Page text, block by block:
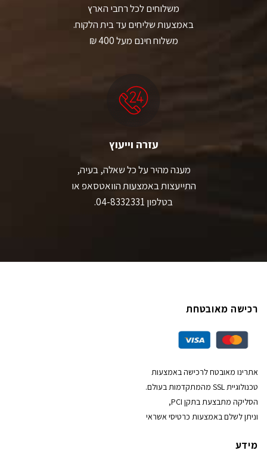
משלוחים לכל רחבי הארץ
באמצעות שליחים עד בית הלקוח.
משלוח חינם מעל 400 ₪
עזרה וייעוץ
מענה מהיר על כל שאלה, בעיה,
התייעצות באמצעות הוואטסאפ או
בטלפון 04-8332331.
רכישה מאובטחת
אתרינו מאובטח לרכישה באמצעות
טכנולוגיית SSL מהמתקדמות בעולם.
הסליקה מתבצעת בתקן PCI,
וניתן לשלם באמצעות כרטיסי אשראי
מידע